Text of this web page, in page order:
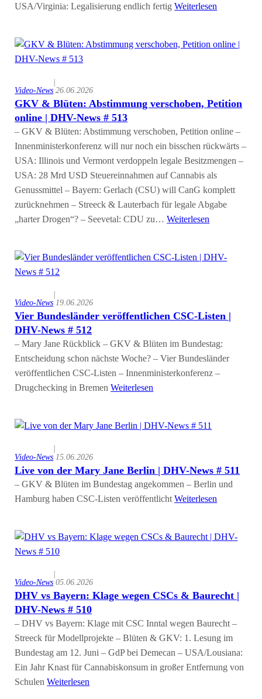
USA/Virginia: Legalisierung endlich fertigWeiterlesen
Video-News
|
26.06.2026
GKV & Blüten: Abstimmung verschoben, Petition
online | DHV-News # 513
– GKV & Blüten: Abstimmung verschoben, Petition online –
Innenministerkonferenz will nur noch ein bisschen rückwärts –
USA: Illinois und Vermont verdoppeln legale Besitzmengen –
USA: 28 Mrd USD Steuereinnahmen auf Cannabis als
Genussmittel – Bayern: Gerlach (CSU) will CanG komplett
zurücknehmen – Streeck & Lauterbach für legale Abgabe
„harter Drogen“? – Seevetal: CDU zu…Weiterlesen
Video-News
|
19.06.2026
Vier Bundesländer veröffentlichen CSC-Listen |
DHV-News # 512
– Mary Jane Rückblick – GKV & Blüten im Bundestag:
Entscheidung schon nächste Woche? – Vier Bundesländer
veröffentlichen CSC-Listen – Innenministerkonferenz –
Drugchecking in BremenWeiterlesen
Video-News
|
15.06.2026
Live von der Mary Jane Berlin | DHV-News # 511
– GKV & Blüten im Bundestag angekommen – Berlin und
Hamburg haben CSC-Listen veröffentlichtWeiterlesen
Video-News
|
05.06.2026
DHV vs Bayern: Klage wegen CSCs & Baurecht |
DHV-News # 510
– DHV vs Bayern: Klage mit CSC Inntal wegen Baurecht –
Streeck für Modellprojekte – Blüten & GKV: 1. Lesung im
Bundestag am 12. Juni – GdP bei Demecan – USA/Lousiana:
Ein Jahr Knast für Cannabiskonsum in großer Entfernung von
SchulenWeiterlesen